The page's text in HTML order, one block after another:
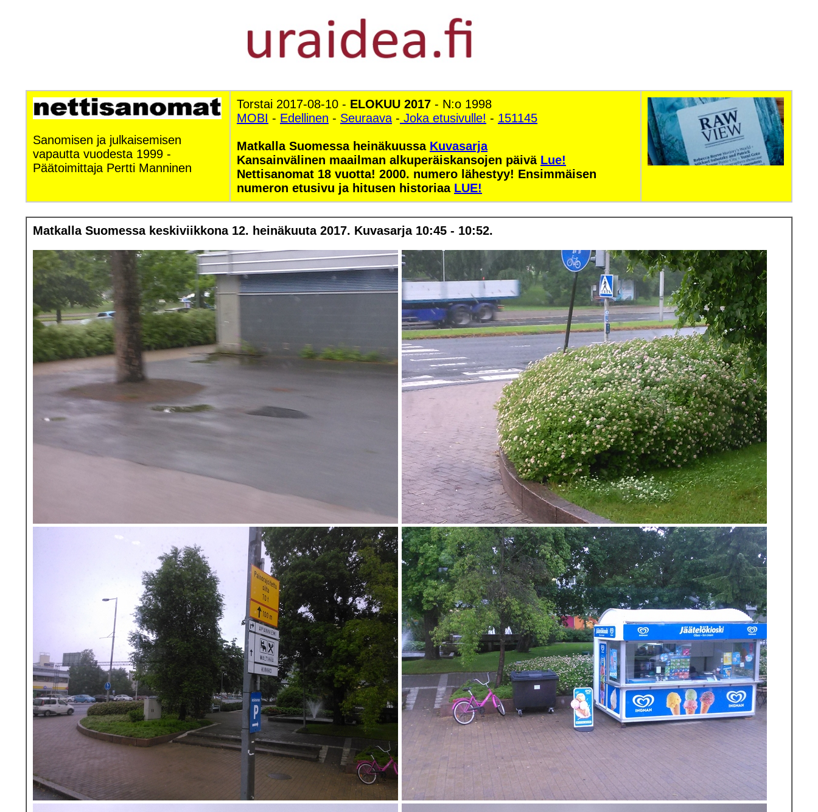
Sanomisen ja julkaisemisen
vapautta vuodesta 1999 -
Päätoimittaja Pertti Manninen
Torstai 2017-08-10 - ELOKUU 2017 - N:o 1998
MOBI - Edellinen - Seuraava - Joka etusivulle! - 151145
Matkalla Suomessa heinäkuussa Kuvasarja
Kansainvälinen maailman alkuperäiskansojen päivä Lue!
Nettisanomat 18 vuotta! 2000. numero lähestyy! Ensimmäisen
numeron etusivu ja hitusen historiaa LUE!
Matkalla Suomessa keskiviikkona 12. heinäkuuta 2017. Kuvasarja 10:45 - 10:52.